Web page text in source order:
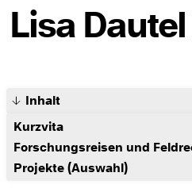
Lisa
Inhalt
Kurzvita
Forschungsreisen und
Projekte (Auswahl)